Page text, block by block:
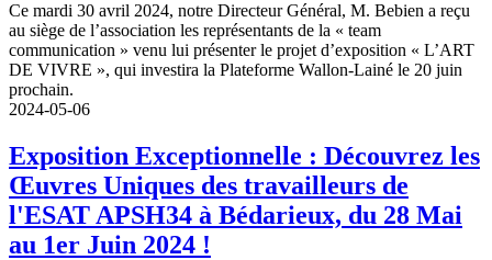
Ce mardi 30 avril 2024, notre Directeur Général, M. Bebien a reçu
au siège de l’association les représentants de la « team
communication » venu lui présenter le projet d’exposition « L’ART
DE VIVRE », qui investira la Plateforme Wallon-Lainé le 20 juin
prochain.
2024-05-06
Exposition Exceptionnelle : Découvrez les
Œuvres Uniques des travailleurs de
l'ESAT APSH34 à Bédarieux, du 28 Mai
au 1er Juin 2024 !